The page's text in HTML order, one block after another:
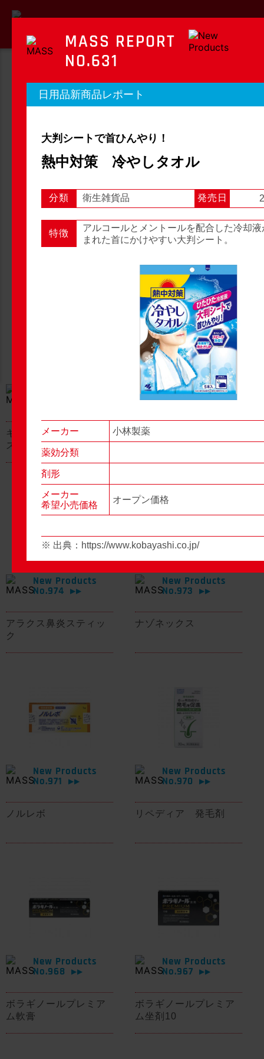
MASS REPORT
マスレポート
OTC新商品レポート 店頭観察レポート
OTC新商品レポート 店頭観察
2 3 ... 54
キャベジンコーワαプラ
ス顆粒
New Products
No.976▶▶
グロンサン用刃棒
New Products
No.974
▶▶
アラクス鼻炎スティッ
ク
New Products
No.973
▶▶
ナゾネックス
New Products
No.971
▶▶
ノルレボ
New Products
No.970
▶▶
リペディア 発毛剤
New Products
No.968
▶▶
ボラギノールプレミア
ム軟膏
New Products
No.967
▶▶
ボラギノールプレミア
ム坐剤10
MASS REPORT
NO.631
日用品新商品レポート
大判シートで首ひんやり！
熱中対策 冷やしタオル
分類 衛生雑貨品 発売日
特徴
アルコールとメントールを配合した冷却
まれた首にかけやすい大判シート。
メーカー 小林製薬
薬効分類
剤形
メーカー
希望小売価格
オープン価格
※ 出典： https://www.kobayashi.co.jp/